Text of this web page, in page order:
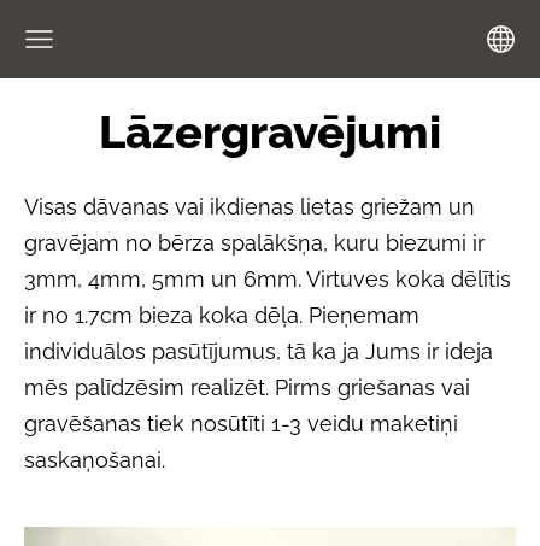
Lāzergravējumi
Visas dāvanas vai ikdienas lietas griežam un
gravējam no bērza spalākšņa, kuru biezumi ir
3mm, 4mm, 5mm un 6mm. Virtuves koka dēlītis
ir no 1.7cm bieza koka dēļa. Pieņemam
individuālos pasūtījumus, tā ka ja Jums ir ideja
mēs palīdzēsim realizēt. Pirms griešanas vai
gravēšanas tiek nosūtīti 1-3 veidu maketiņi
saskaņošanai.